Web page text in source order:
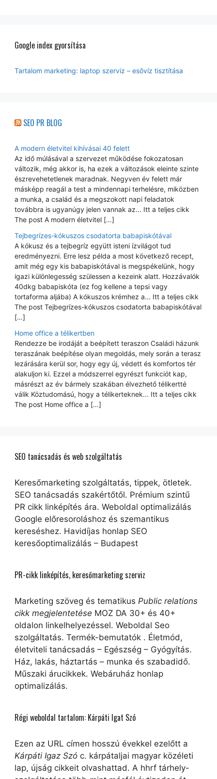
Google index gyorsítása
Tartalom marketing: laptop szerviz – esővíz tisztítása
SEO PR BLOG
A modern életvitel kihívásai 40 felett
Az idő múlásával a szervezet működése fokozatosan
változik, még akkor is, ha ezek a változások eleinte szinte
észrevehetetlenek maradnak. Negyven év felett már
másképp reagál a test a mindennapi terhelésre, miközben
a munka, a család és a megszokott napi feladatok
továbbra is ugyanúgy jelen vannak az... Itt a teljes cikk
The post A modern életvitel […]
Tejbegrízes-kókuszos csodatorta babapiskótával
A kókusz és a tejbegríz együtt isteni ízvilágot tud
eredményezni. Erre lesz példa a most következő recept,
amit még egy kis babapiskótával is megspékelünk, hogy
igazi különlegesség szülessen a kezeink alatt. Hozzávalók
40dkg babapiskóta (ez fog kellene a tepsi vagy
tortaforma aljába) A kókuszos krémhez a... Itt a teljes cikk
The post Tejbegrízes-kókuszos csodatorta babapiskótával
[…]
Home office a télikertben
Rendezze be irodáját a beépített teraszon Családi házunk
teraszának beépítése olyan megoldás, mely során a terasz
lezárására kerül sor, hogy egy új, védett és komfortos tér
alakuljon ki. Ezzel a módszerrel egyrészt funkciót kap,
másrészt az év bármely szakában élvezhető télikertté
válik Köztudomású, hogy a télikerteknek... Itt a teljes cikk
The post Home office a […]
SEO tanácsadás és web szolgáltatás
Keresőmarketing szolgáltatás, tippek, ötletek.
SEO tanácsadás szakértőtől. Prémium szintű
PR cikk linképítés ára. Weboldal optimalizálás
Google előresoroláshoz és szemantikus
kereséshez. Havidíjas honlap SEO
keresőoptimalizálás – Budapest
PR-cikk linképítés, keresőmarketing szerviz
Marketing szöveg és tematikus Public relations
cikk megjelentetése MOZ DA 30+ és 40+
oldalon linkelhelyezéssel. Weboldal Seo
szolgáltatás. Termék-bemutatók . Életmód,
életviteli tanácsadás – Egészség – Gyógyítás.
Ház, lakás, háztartás – munka és szabadidő.
Műszaki árucikkek. Webáruház honlap
optimalizálás.
Régi weboldal tartalom: Kárpáti Igat Szó
Ezen az URL címen hosszú évekkel ezelőtt a
Kárpáti Igaz Szó c. kárpátaljai magyar közéleti
lap, újság cikkeit olvashattad. A hhrf tárhely-